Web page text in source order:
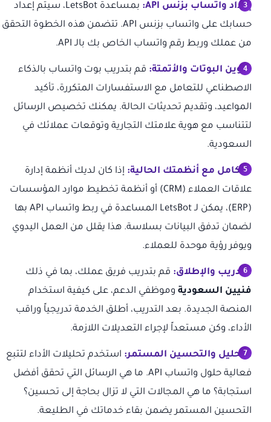
إعداد واتساب بزنس API:
بمساعدة LetsBot، سيتم إعداد
حسابك على واتساب بزنس API. تتضمن هذه الخطوة التحقق
من عملك وربط رقم واتساب الخاص بك بالـ API.
تكوين البوتات والأتمتة: قم بتدريب بوت واتساب بالذكاء
الاصطناعي للتعامل مع الاستفسارات المتكررة، تأكيد
المواعيد، وتقديم تحديثات الحالة. يمكنك تخصيص الرسائل
لتتناسب مع هوية علامتك التجارية وتوقعات عملائك في
السعودية.
التكامل مع أنظمتك الحالية: إذا كان لديك أنظمة إدارة
علاقات العملاء (CRM) أو أنظمة تخطيط موارد المؤسسات
(ERP)، يمكن لـ LetsBot المساعدة في ربط واتساب API بها
لضمان تدفق البيانات بسلاسة. هذا يقلل من العمل اليدوي
ويوفر رؤية موحدة للعملاء.
التدريب والإطلاق: قم بتدريب فريق عملك، بما في ذلك
فنيين السعودية وموظفي الدعم، على كيفية استخدام
المنصة الجديدة. بعد التدريب، أطلق الخدمة تدريجياً وراقب
الأداء، وكن مستعداً لإجراء التعديلات اللازمة.
التحليل والتحسين المستمر: استخدم تحليلات الأداء لتتبع
فعالية حلول واتساب API. ما هي الرسائل التي تحقق أفضل
استجابة؟ ما هي المجالات التي لا تزال بحاجة إلى تحسين؟
التحسين المستمر يضمن بقاء خدماتك في الطليعة.